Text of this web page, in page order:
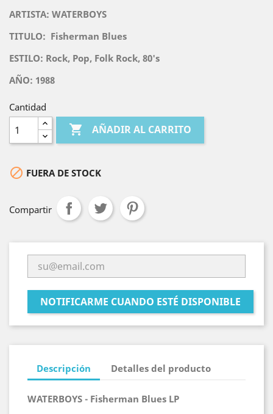
ARTISTA: WATERBOYS
TITULO: Fisherman Blues
ESTILO: Rock, Pop, Folk Rock, 80's
AÑO: 1988
Cantidad
 AÑADIR AL CARRITO
 FUERA DE STOCK
Compartir
NOTIFICARME CUANDO ESTÉ DISPONIBLE
Descripción Detalles del producto
WATERBOYS - Fisherman Blues LP